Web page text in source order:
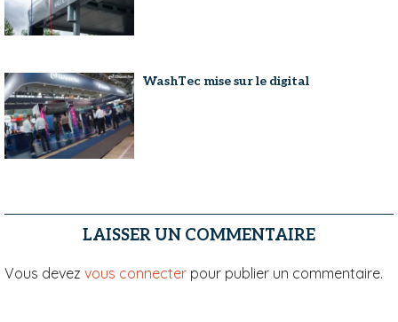
WashTec mise sur le digital
LAISSER UN COMMENTAIRE
Vous devez vous connecter pour publier un commentaire.